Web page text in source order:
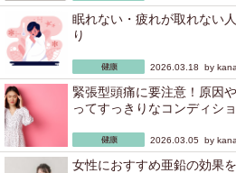
眠れない・疲れが取れない
り
2026.03.18 by
緊張型頭痛に要注意！原因
ってすっきりなコンディシ
2026.03.05 by
女性におすすめ亜鉛の効果